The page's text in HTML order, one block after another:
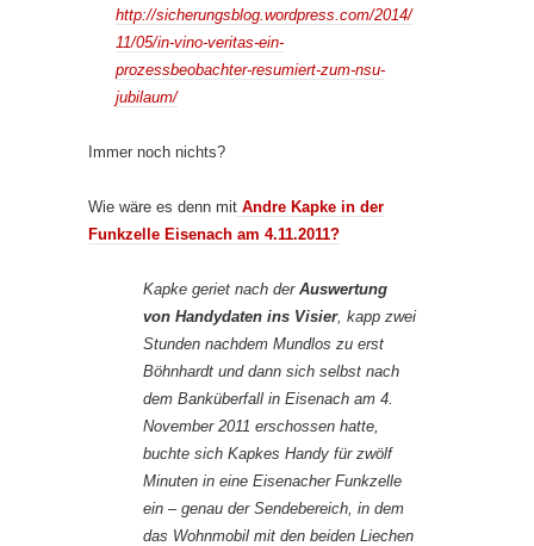
http://sicherungsblog.wordpress.com/2014/
11/05/in-vino-veritas-ein-
prozessbeobachter-resumiert-zum-nsu-
jubilaum/
Immer noch nichts?
Wie wäre es denn mit Andre Kapke in der
Funkzelle Eisenach am 4.11.2011?
Kapke geriet nach der Auswertung
von Handydaten ins Visier, kapp zwei
Stunden nachdem Mundlos zu erst
Böhnhardt und dann sich selbst nach
dem Banküberfall in Eisenach am 4.
November 2011 erschossen hatte,
buchte sich Kapkes Handy für zwölf
Minuten in eine Eisenacher Funkzelle
ein – genau der Sendebereich, in dem
das Wohnmobil mit den beiden Liechen